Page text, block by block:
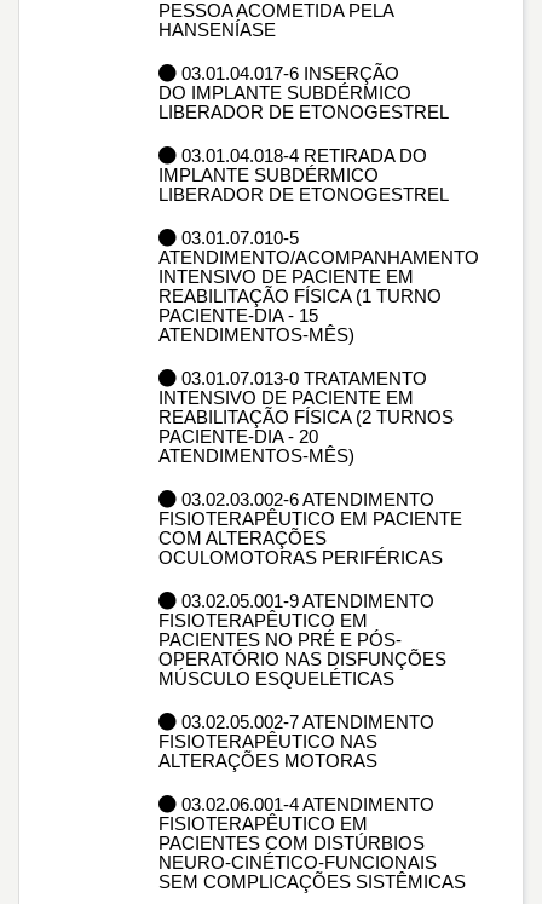
PESSOA ACOMETIDA PELA
HANSENÍASE
03.01.04.017-6 INSERÇÃO
DO IMPLANTE SUBDÉRMICO
LIBERADOR DE ETONOGESTREL
03.01.04.018-4 RETIRADA DO
IMPLANTE SUBDÉRMICO
LIBERADOR DE ETONOGESTREL
03.01.07.010-5
ATENDIMENTO/ACOMPANHAMENTO
INTENSIVO DE PACIENTE EM
REABILITAÇÃO FÍSICA (1 TURNO
PACIENTE-DIA - 15
ATENDIMENTOS-MÊS)
03.01.07.013-0 TRATAMENTO
INTENSIVO DE PACIENTE EM
REABILITAÇÃO FÍSICA (2 TURNOS
PACIENTE-DIA - 20
ATENDIMENTOS-MÊS)
03.02.03.002-6 ATENDIMENTO
FISIOTERAPÊUTICO EM PACIENTE
COM ALTERAÇÕES
OCULOMOTORAS PERIFÉRICAS
03.02.05.001-9 ATENDIMENTO
FISIOTERAPÊUTICO EM
PACIENTES NO PRÉ E PÓS-
OPERATÓRIO NAS DISFUNÇÕES
MÚSCULO ESQUELÉTICAS
03.02.05.002-7 ATENDIMENTO
FISIOTERAPÊUTICO NAS
ALTERAÇÕES MOTORAS
03.02.06.001-4 ATENDIMENTO
FISIOTERAPÊUTICO EM
PACIENTES COM DISTÚRBIOS
NEURO-CINÉTICO-FUNCIONAIS
SEM COMPLICAÇÕES SISTÊMICAS